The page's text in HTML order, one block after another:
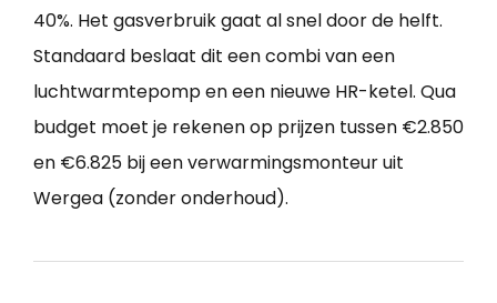
40%. Het gasverbruik gaat al snel door de helft.
Standaard beslaat dit een combi van een
luchtwarmtepomp en een nieuwe HR-ketel. Qua
budget moet je rekenen op prijzen tussen €2.850
en €6.825 bij een verwarmingsmonteur uit
Wergea (zonder onderhoud).